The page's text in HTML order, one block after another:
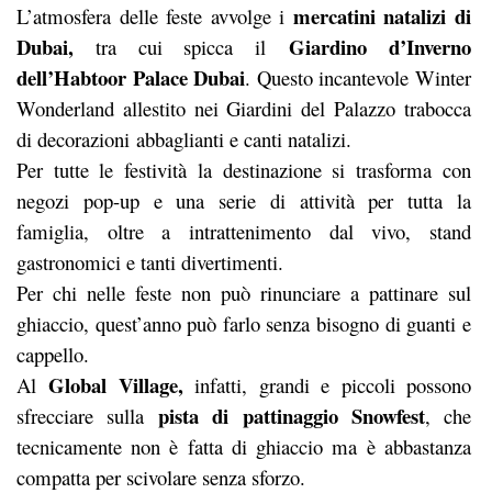
L’atmosfera delle feste avvolge i mercatini natalizi di
Dubai, tra cui spicca ilGiardino d’Inverno
dell’Habtoor Palace Dubai. Questo incantevole Winter
Wonderland allestito nei Giardini del Palazzo trabocca
di decorazioni abbaglianti e canti natalizi.
Per tutte le festività la destinazione si trasforma con
negozi pop-up e una serie di attività per tutta la
famiglia, oltre a intrattenimento dal vivo, stand
gastronomici e tanti divertimenti.
Per chi nelle feste non può rinunciare a pattinare sul
ghiaccio, quest’anno può farlo senza bisogno di guanti e
cappello.
AlGlobal Village, infatti, grandi e piccoli possono
sfrecciare sullapista di pattinaggio Snowfest, che
tecnicamente non è fatta di ghiaccio ma è abbastanza
compatta per scivolare senza sforzo.